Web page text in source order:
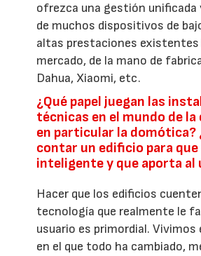
ofrezca una gestión unificada
de muchos dispositivos de
altas prestaciones existentes
mercado, de la mano de
Dahua, Xiaomi, etc.
¿Qué papel juegan las
técnicas en el mundo de
en particular la domótica?
contar un edificio para que
inteligente y que aporta al
Hacer que los edificios
tecnología que realmente le
usuario es primordial. Vivimos
en el que todo ha cambiado,